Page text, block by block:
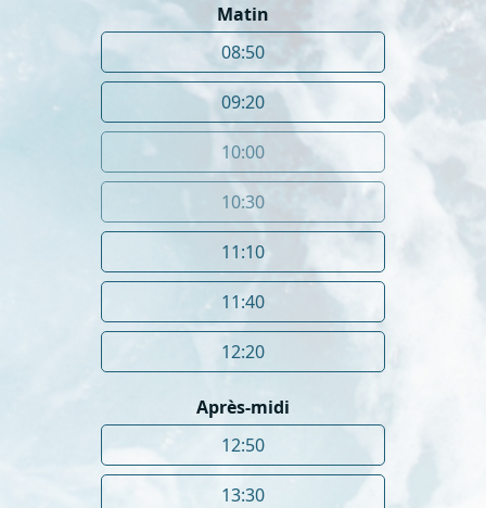
Matin
08:50
09:20
10:00
10:30
11:10
11:40
12:20
Après-midi
12:50
13:30